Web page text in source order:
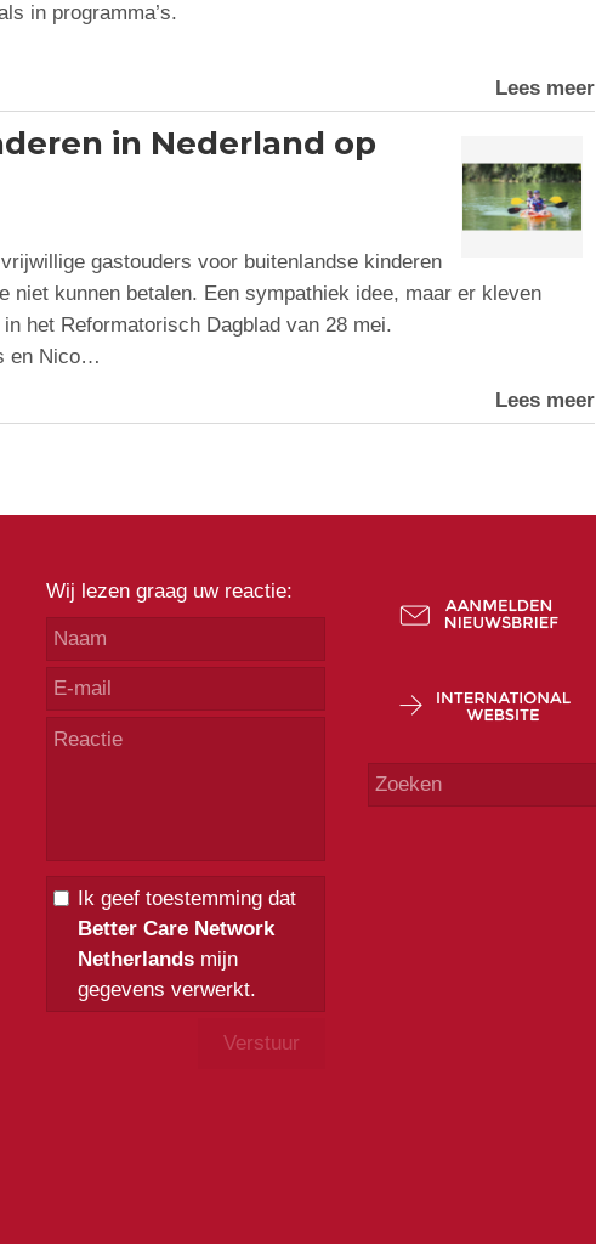
in programma’s.
Lees meer
in Nederland op
gastouders voor buitenlandse kinderen
niet kunnen betalen. Een sympathiek idee, maar er kleven
het Reformatorisch Dagblad van 28 mei.
en Nico…
Lees meer
Wij lezen graag uw reactie:
Ik geef toestemming dat
Better Care Network
Netherlandsmijn
gegevens verwerkt.